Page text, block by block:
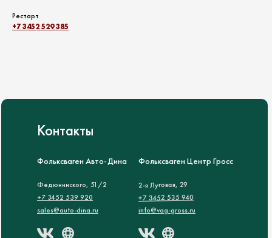
Рестарт
+7 3452 529 385
Контакты
Фольксваген Авто-Дина
Федюнинского, 51/2
+7 3452 539 920
sales@auto-dina.ru
Фольксваген Центр Гросс
2-я Луговая, 29
+7 3452 535 940
info@vag-gross.ru